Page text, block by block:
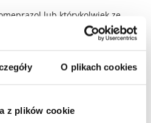
O plikach cookies
z plików cookie
lub którykolwiek ze
inne inhibitory pompy
poniżej 18. roku życia (ze
dotyczących bezpieczeństwa